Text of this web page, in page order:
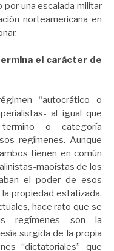
una escalada militar
norteamericana en
el carácter de
“autocrático o
al igual que
o categoría
regímenes. Aunque
tienen en común
maoístas de los
el poder de esos
propiedad estatizada.
hace rato que se
regímenes son la
surgida de la propia
“dictatoriales” que